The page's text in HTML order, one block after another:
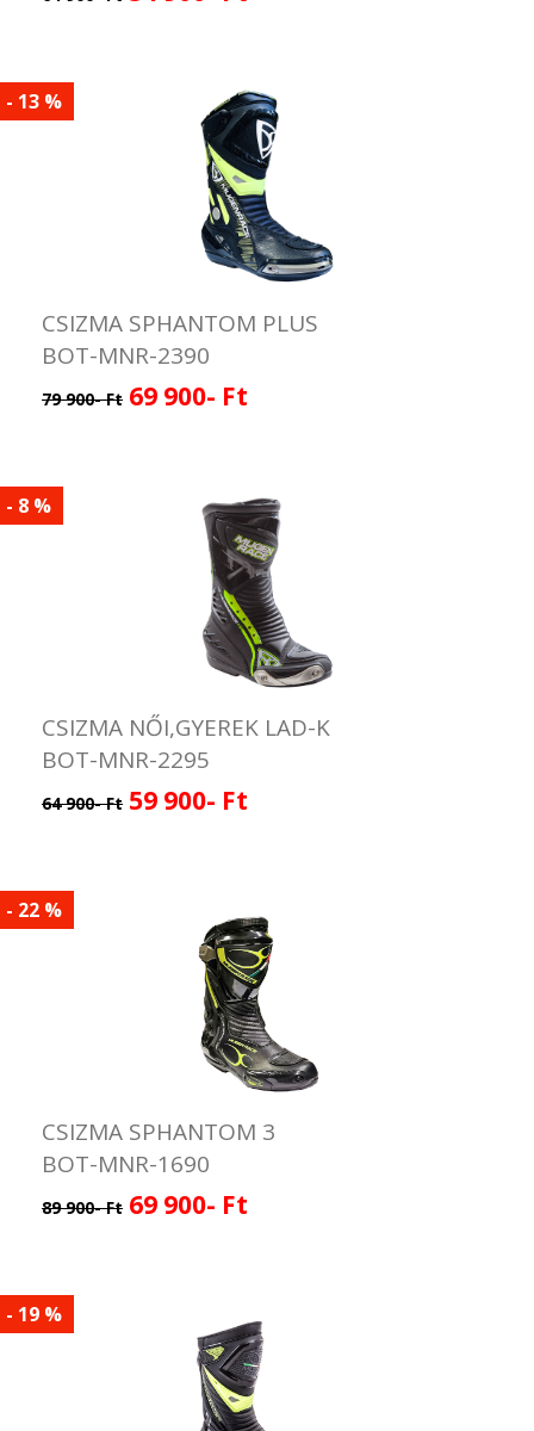
- 13 %
CSIZMA SPHANTOM PLUS
BOT-MNR-2390
79 900- Ft 69 900- Ft
- 8 %
CSIZMA NŐI,GYEREK LAD-K
BOT-MNR-2295
64 900- Ft 59 900- Ft
- 22 %
CSIZMA SPHANTOM 3
BOT-MNR-1690
89 900- Ft 69 900- Ft
- 19 %